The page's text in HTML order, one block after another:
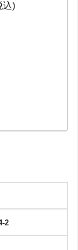
込)
2